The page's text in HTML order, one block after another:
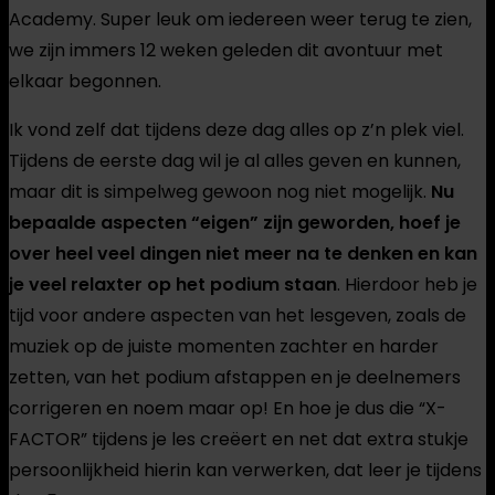
Academy. Super leuk om iedereen weer terug te zien,
we zijn immers 12 weken geleden dit avontuur met
elkaar begonnen.
Ik vond zelf dat tijdens deze dag alles op z’n plek viel.
Tijdens de eerste dag wil je al alles geven en kunnen,
maar dit is simpelweg gewoon nog niet mogelijk. Nu
bepaalde aspecten “eigen” zijn geworden, hoef je
over heel veel dingen niet meer na te denken en kan
je veel relaxter op het podium staan. Hierdoor heb je
tijd voor andere aspecten van het lesgeven, zoals de
muziek op de juiste momenten zachter en harder
zetten, van het podium afstappen en je deelnemers
corrigeren en noem maar op! En hoe je dus die “X-
FACTOR” tijdens je les creëert en net dat extra stukje
persoonlijkheid hierin kan verwerken, dat leer je tijdens